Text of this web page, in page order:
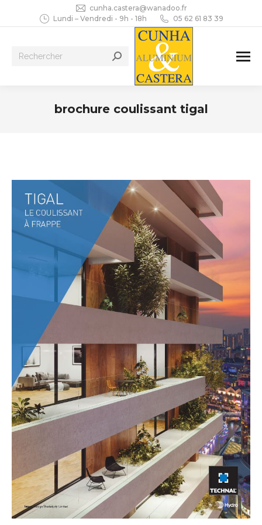
cunha.castera@wanadoo.fr
Lundi – Vendredi - 9h - 18h
05 62 61 83 39
Recherche
brochure coulissant tigal